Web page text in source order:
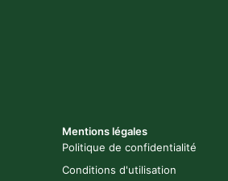
Mentions légales
Politique de confidentialité
Conditions d'utilisation